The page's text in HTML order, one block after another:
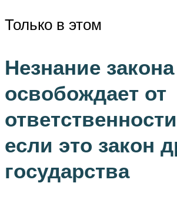
Только в этом
Незнание
освобождает от
если это закон
государства